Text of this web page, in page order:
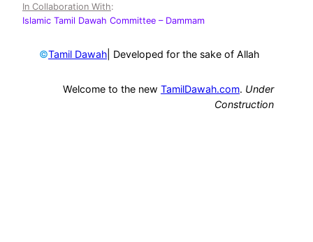
In Collaboration With:
Islamic Tamil Dawah Committee – Dammam
©Tamil Dawah | Developed for the sake of Allah
Welcome to the new TamilDawah.com. Under
Construction